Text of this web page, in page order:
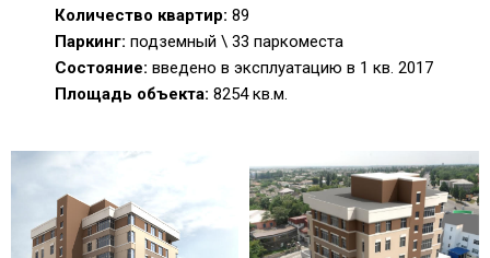
Количество квартир: 89
Паркинг: подземный \ 33 паркоместа
Состояние: введено в эксплуатацию в 1 кв. 2017
Площадь объекта: 8254 кв.м.